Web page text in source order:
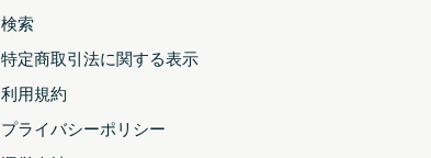
検索
特定商取引法に関する表示
利用規約
プライバシーポリシー